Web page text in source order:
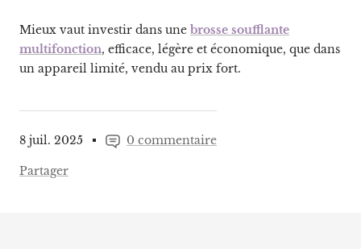
8 juil. 2025 0 commentaire
Partager
Mieux vaut investir dans une brosse soufflante
multifonction, efficace, légère et économique, que dans
un appareil limité, vendu au prix fort.